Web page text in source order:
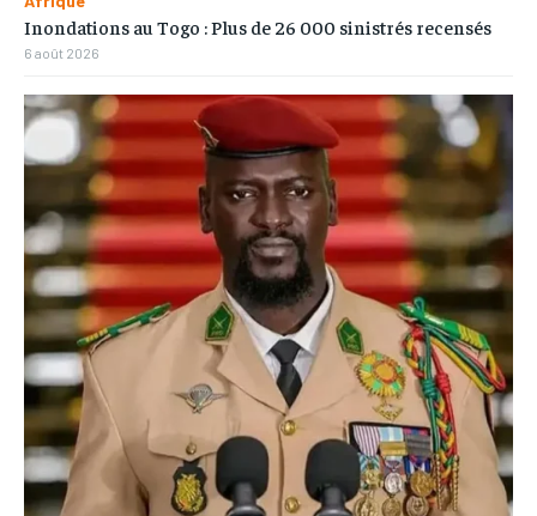
Inondations au Togo : Plus de 26 000 sinistrés recensés
6 août 2026